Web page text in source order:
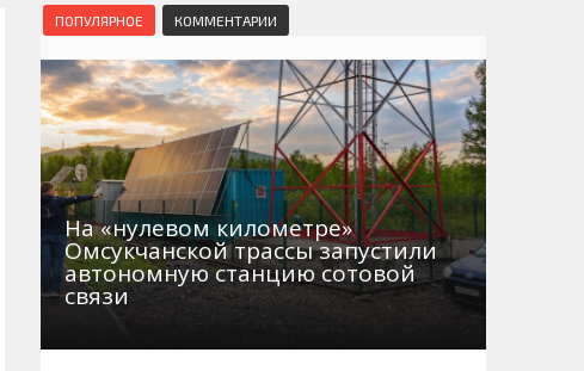
Маршруты. Улицы, остановки
Автобусы Магадан – Аэропорт
Таблица приливов отливов
Мошенники
Интернет
Жилье
Не мусорить
Браконьеры
ПОПУЛЯРНОЕ КОММЕНТАРИИ
На «нулевом километре»
Омсукчанской трассы запустили
автономную станцию сотовой
связи